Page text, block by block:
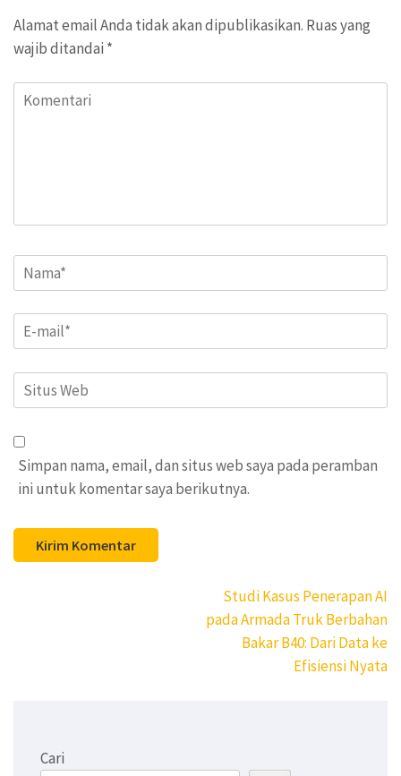
Alamat email Anda tidak akan dipublikasikan. Ruas yang
wajib ditandai *
Komentari
Name*
Email*
Situs
Web
Simpan nama, email, dan situs web saya pada peramban
ini untuk komentar saya berikutnya.
Studi Kasus Penerapan AI
pada Armada Truk Berbahan
Bakar B40: Dari Data ke
Efisiensi Nyata
Cari